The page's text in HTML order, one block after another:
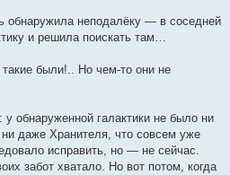
обнаружила неподалёку — в соседней
и решила поискать там…
были!.. Но чем-то они не
обнаруженной галактики не было ни
даже Хранителя, что совсем уже
исправить, но — не сейчас.
забот хватало. Но вот потом, когда